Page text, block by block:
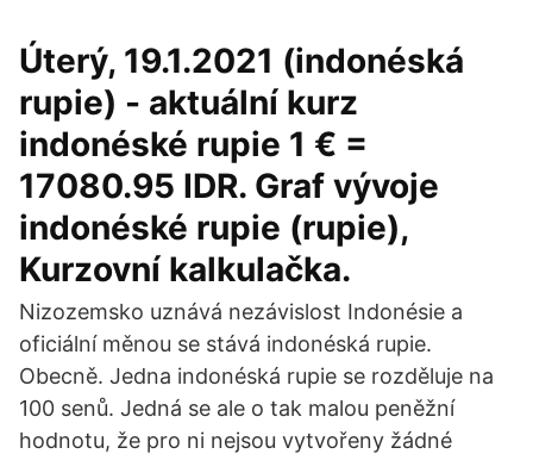
Úterý, 19.1.2021 (indonéská
rupie) - aktuální kurz
indonéské rupie 1 € =
17080.95 IDR. Graf vývoje
indonéské rupie (rupie),
Kurzovní kalkulačka.
Nizozemsko uznává nezávislost Indonésie a
oficiální měnou se stává indonéská rupie.
Obecně. Jedna indonéská rupie se rozděluje na
100 senů. Jedná se ale o tak malou peněžní
hodnotu, že pro ni nejsou vytvořeny žádné